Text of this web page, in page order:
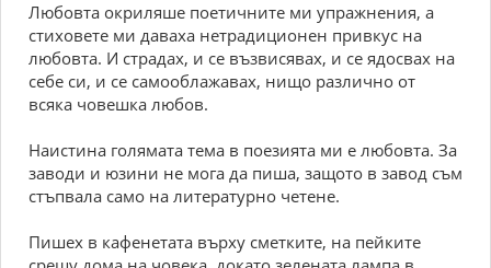
Любовта окриляше поетичните ми упражнения, а
стиховете ми даваха нетрадиционен привкус на
любовта. И страдах, и се възвисявах, и се ядосвах на
себе си, и се самооблажавах, нищо различно от
всяка човешка любов.
Наистина голямата тема в поезията ми е любовта. За
заводи и юзини не мога да пиша, защото в завод съм
стъпвала само на литературно четене.
Пишех в кафенетата върху сметките, на пейките